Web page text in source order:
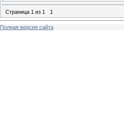
Страница 1 из 1 1
Полная версия сайта